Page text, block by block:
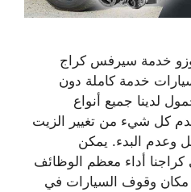
خدمة سيرفس كراج
خدمة كاملة دون
لدينا جميع أنواع
كل شيء من تغيير الزيت
وعدم البدء. يمكن
كراجنا أداء معظم الوظائف
وقوف السيارات في